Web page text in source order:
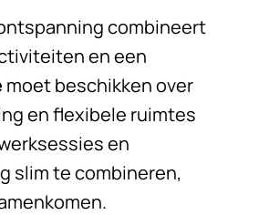
combineert
en een
moet beschikken over
en flexibele ruimtes
en
slim te combineren,